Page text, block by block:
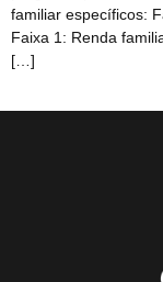
familiar específicos:
Faixa 1: Renda
[…]